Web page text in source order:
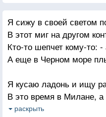
Ей нужно мало для
Чтоб кто-нибудь из
Остановился, и
Ей положил под нос
Что не могу я,
Забрать собаку с
Живущую у
Я сижу в своей светом
В этот миг на другом
Кто-то шепчет кому-то:
А еще в Черном море
Я кусаю ладонь и ищу
В это время в Милане,
Кто-то шепчет кому-то: -
раскрыть